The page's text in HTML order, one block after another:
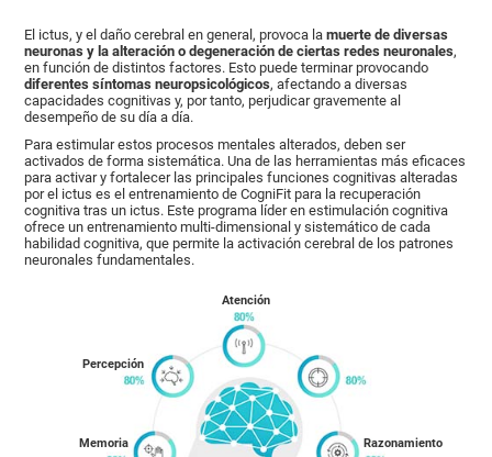
El ictus, y el daño cerebral en general, provoca lamuerte de diversas
neuronas y la alteración o degeneración de ciertas redes neuronales,
en función de distintos factores. Esto puede terminar provocando
diferentes síntomas neuropsicológicos, afectando a diversas
capacidades cognitivas y, por tanto, perjudicar gravemente al
desempeño de su día a día.
Para estimular estos procesos mentales alterados, deben ser
activados de forma sistemática. Una de las herramientas más eficaces
para activar y fortalecer las principales funciones cognitivas alteradas
por el ictus es el entrenamiento de CogniFit para la recuperación
cognitiva tras un ictus. Este programa líder en estimulación cognitiva
ofrece un entrenamiento multi-dimensional y sistemático de cada
habilidad cognitiva, que permite la activación cerebral de los patrones
neuronales fundamentales.
Memoria
Percepción
Atención
Razonamiento